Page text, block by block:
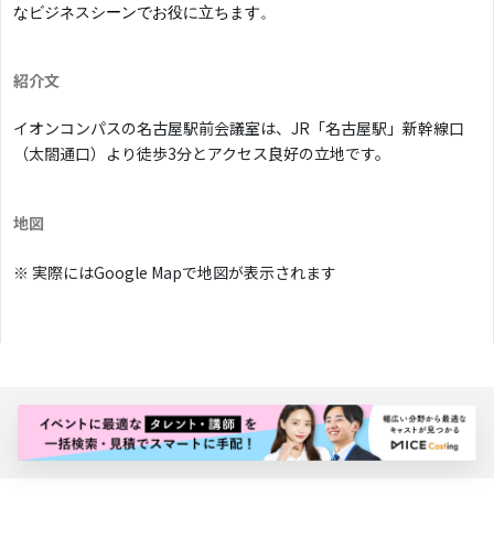
なビジネスシーンでお役に立ちます。
紹介文
イオンコンパスの名古屋駅前会議室は、JR「名古屋駅」新幹線口
（太閤通口）より徒歩3分とアクセス良好の立地です。
地図
※ 実際にはGoogle Mapで地図が表示されます